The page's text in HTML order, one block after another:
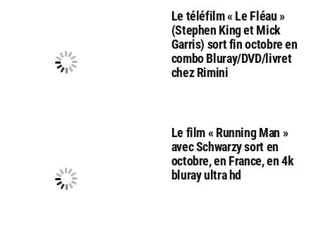
Le téléfilm « Le Fléau »
(Stephen King et Mick
Garris) sort fin octobre en
combo Bluray/DVD/livret
chez Rimini
Le film « Running Man »
avec Schwarzy sort en
octobre, en France, en 4k
bluray ultra hd